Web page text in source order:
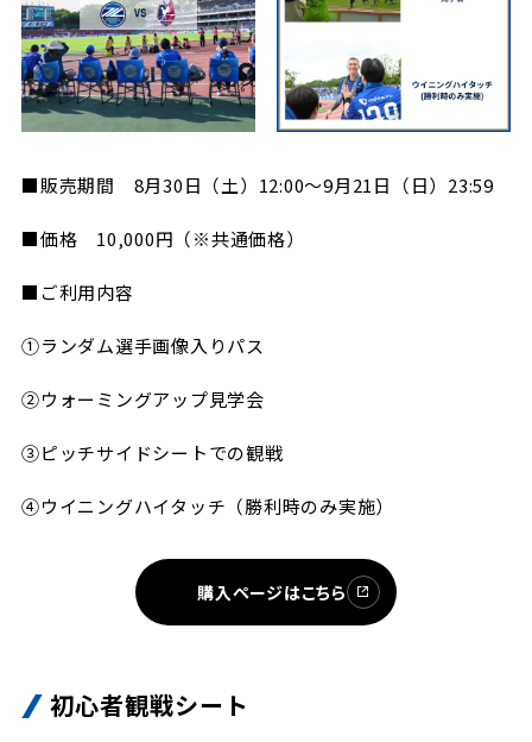
■販売期間 8月30日（土）12:00～9月21日（日）23:59
■価格 10,000円（※共通価格）
■ご利用内容
①ランダム選手画像入りパス
②ウォーミングアップ見学会
③ピッチサイドシートでの観戦
④ウイニングハイタッチ（勝利時のみ実施）
購入ページはこちら
初心者観戦シート